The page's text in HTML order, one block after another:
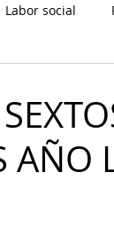
Labor social
AÑO